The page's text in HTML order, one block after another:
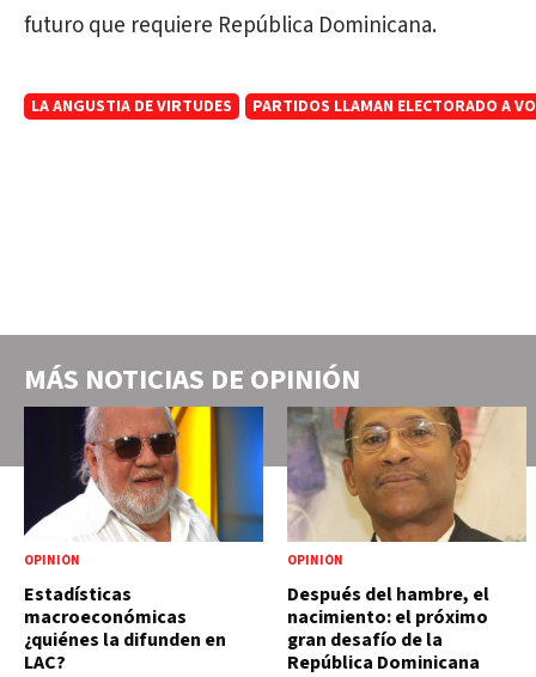
futuro que requiere República Dominicana.
LA ANGUSTIA DE VIRTUDES PARTIDOS LLAMAN ELECTORADO A
MÁS NOTICIAS DE OPINIÓN
OPINIÓN
Estadísticas
macroeconómicas
¿quiénes la difunden en
LAC?
OPINIÓN
Después del hambre, el
nacimiento: el próximo
gran desafío de la
República Dominicana